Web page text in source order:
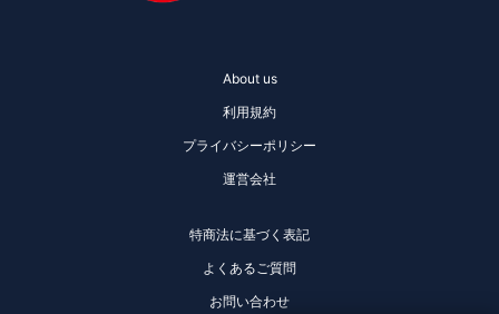
About us
利用規約
プライバシーポリシー
運営会社
特商法に基づく表記
よくあるご質問
お問い合わせ